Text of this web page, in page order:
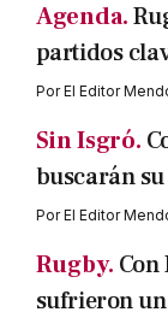
Agenda.
partidos
PorEl Editor
Sin Isgró.
buscarán
PorEl Editor
Rugby.
sufrieron